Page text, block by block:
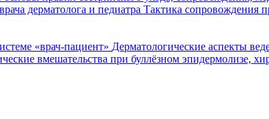
дерматолога и педиатра Тактика сопровождения
«врач-пациент» Дерматологические аспекты
вмешательства при буллёзном эпидермолизе,